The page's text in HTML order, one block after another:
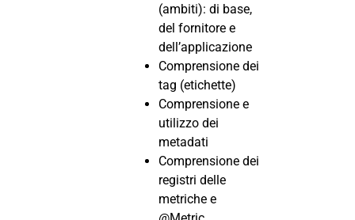
(ambiti): di base,
del fornitore e
dell’applicazione
Comprensione dei
tag (etichette)
Comprensione e
utilizzo dei
metadati
Comprensione dei
registri delle
metriche e